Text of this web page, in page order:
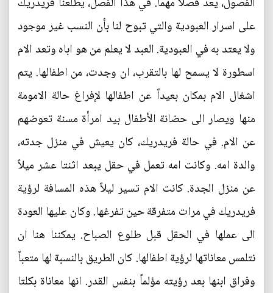
على اسرار العبودية والتي تبوح لنا بأن النسب غير موجود
ولا يعتد به في العبودية. العبد لا يعلم من هو اباه وتعد الام
اسطورة لا يسمح لها بالتقرب، ان وجدت، من اطفالها. يتم
اشغال الام بمكان بعيداً عن اطفالها لإفراغ حالة الامومة
منها ويصار الى حضانة الأطفال بيد امرأة مسنة تعوضهم
عن الام. في حالة فريدريك، كان يعيش في منزل جدته،
والدة امه. وكانت امه تعمل في حقل يبعد اثنتا عشر ميلاً
عن منزل الجدة. كانت الام تسير ليلاً هذه المسافة لرؤية
فريدريك في مرات متفرقة حين تفرغها. وكان عليها العودة
الى عملها في الحقل قبل طلوع الصباح. يمكننا هنا ان
نتلمس معاناتها لرؤية اطفالها. كان الطريق بالنسبة لها متعباً
وفراق ابنها بعد رؤيته مؤلماً بنفس القدر. انها معاناة بكلتا